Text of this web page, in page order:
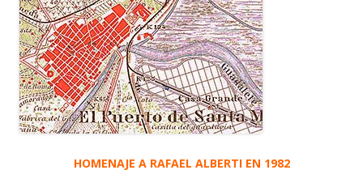
HOMENAJE A RAFAEL ALBERTI EN 1982